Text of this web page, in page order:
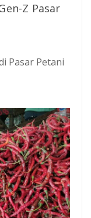
Z Pasar
Pasar Petani